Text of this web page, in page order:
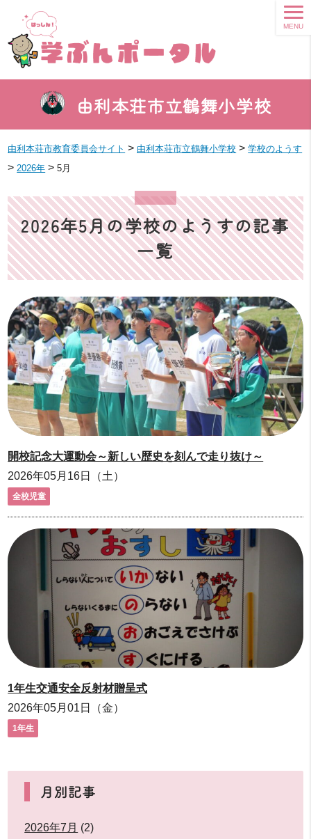
由利本荘市立鶴舞小学校
MENU
由利本荘市教育委員会サイト > 由利本荘市立鶴舞小学校 >学校のようす
> 2026年 >5月
2026年5月の学校のようすの記事
一覧
開校記念大運動会～新しい歴史を刻んで走り抜け～
2026年05月16日（土）
全校児童
1年生交通安全反射材贈呈式
2026年05月01日（金）
1年生
月別記事
2026年7月 (2)